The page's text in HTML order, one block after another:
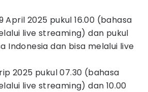
April 2025 pukul 16.00 (bahasa
live streaming) dan pukul
Indonesia dan bisa melalui live
2025 pukul 07.30 (bahasa
live streaming) dan 10.00